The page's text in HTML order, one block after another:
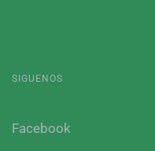
SIGUENOS
Facebook